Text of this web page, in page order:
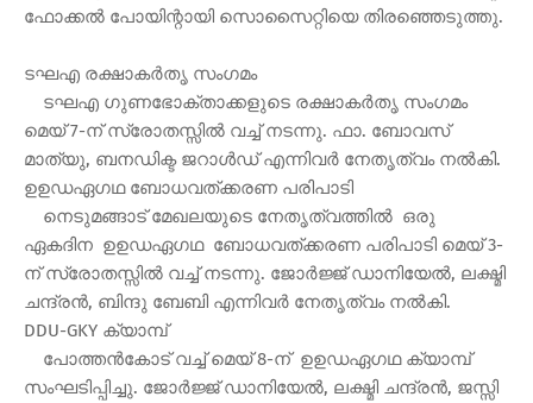
ഫോക്കല്‍ പോയിന്റായി സൊസൈറ്റിയെ തിരഞ്ഞെടുത്തു.
ടഘഎ രക്ഷാകര്‍തൃ സംഗമം
ടഘഎ ഗുണഭോക്താക്കളുടെ രക്ഷാകര്‍തൃ സംഗമം
മെയ് 7-ന് സ്രോതസ്സില്‍ വച്ച് നടന്നു. ഫാ. ബോവസ്
മാത്യു, ബനഡിക്ട ജറാള്‍ഡ് എന്നിവര്‍ നേതൃത്വം നല്‍കി.
ഉഉഡഏഗഥ ബോധവത്ക്കരണ പരിപാടി
നെടുമങ്ങാട് മേഖലയുടെ നേതൃത്വത്തില്‍ ഒരു
ഏകദിന ഉഉഡഏഗഥ ബോധവത്ക്കരണ പരിപാടി മെയ് 3-
ന് സ്രോതസ്സില്‍ വച്ച് നടന്നു. ജോര്‍ജ്ജ് ഡാനിയേല്‍, ലക്ഷ്മി
ചന്ദ്രന്‍, ബിന്ദു ബേബി എന്നിവര്‍ നേതൃത്വം നല്‍കി.
DDU-GKY ക്യാമ്പ്
പോത്തന്‍കോട് വച്ച് മെയ് 8-ന് ഉഉഡഏഗഥ ക്യാമ്പ്
സംഘടിപ്പിച്ചു. ജോര്‍ജ്ജ് ഡാനിയേല്‍, ലക്ഷ്മി ചന്ദ്രന്‍, ജസ്സി